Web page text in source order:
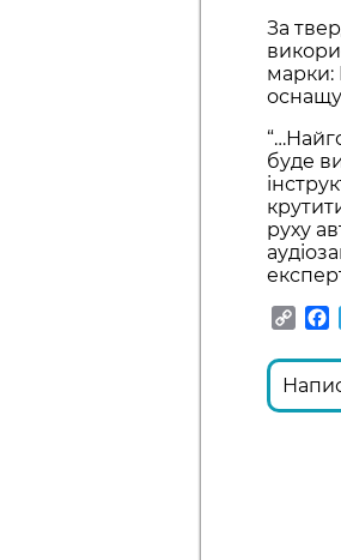
За
марки:
буде
руху